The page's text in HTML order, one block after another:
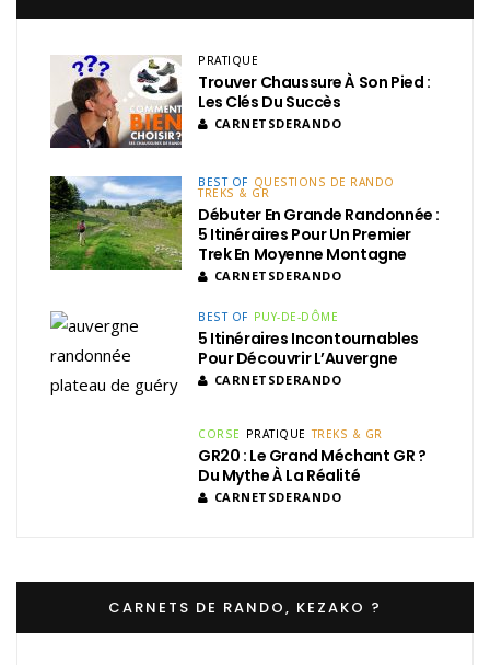
PRATIQUE
Trouver Chaussure À Son Pied :
Les Clés Du Succès
CARNETSDERANDO
BEST OF QUESTIONS DE RANDO
TREKS & GR
Débuter En Grande Randonnée :
5 Itinéraires Pour Un Premier
Trek En Moyenne Montagne
CARNETSDERANDO
BEST OF PUY-DE-DÔME
5 Itinéraires Incontournables
Pour Découvrir L’Auvergne
CARNETSDERANDO
CORSE PRATIQUE TREKS & GR
GR20 : Le Grand Méchant GR ?
Du Mythe À La Réalité
CARNETSDERANDO
CARNETS DE RANDO, KEZAKO ?